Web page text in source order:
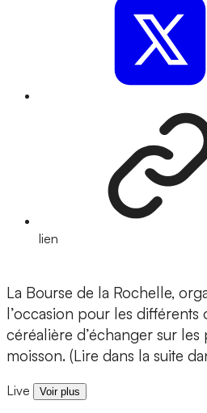
lien
La Bourse de la Rochelle,
l’occasion pour les
céréalière d’échanger sur
moisson. (Lire dans la suite
Live Voir plus